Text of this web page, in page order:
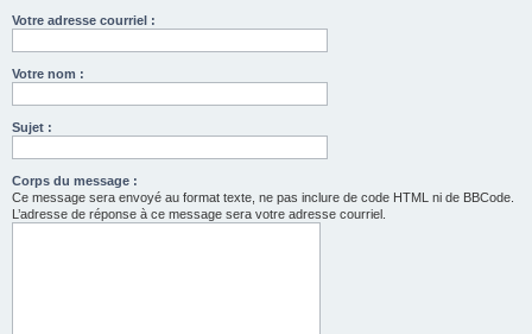
Votre adresse courriel :
Votre nom :
Sujet :
Corps du message :
Ce message sera envoyé au format texte, ne pas inclure de code HTML ni de BBCode.
L’adresse de réponse à ce message sera votre adresse courriel.